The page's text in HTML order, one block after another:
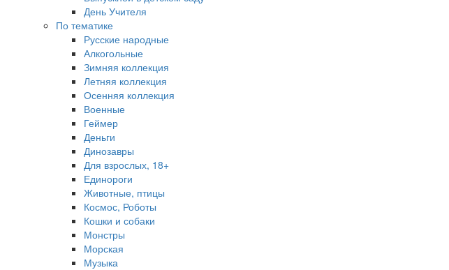
День Учителя
По тематике
Русские народные
Алкогольные
Зимняя коллекция
Летняя коллекция
Осенняя коллекция
Военные
Геймер
Деньги
Динозавры
Для взрослых, 18+
Единороги
Животные, птицы
Космос, Роботы
Кошки и собаки
Монстры
Морская
Музыка